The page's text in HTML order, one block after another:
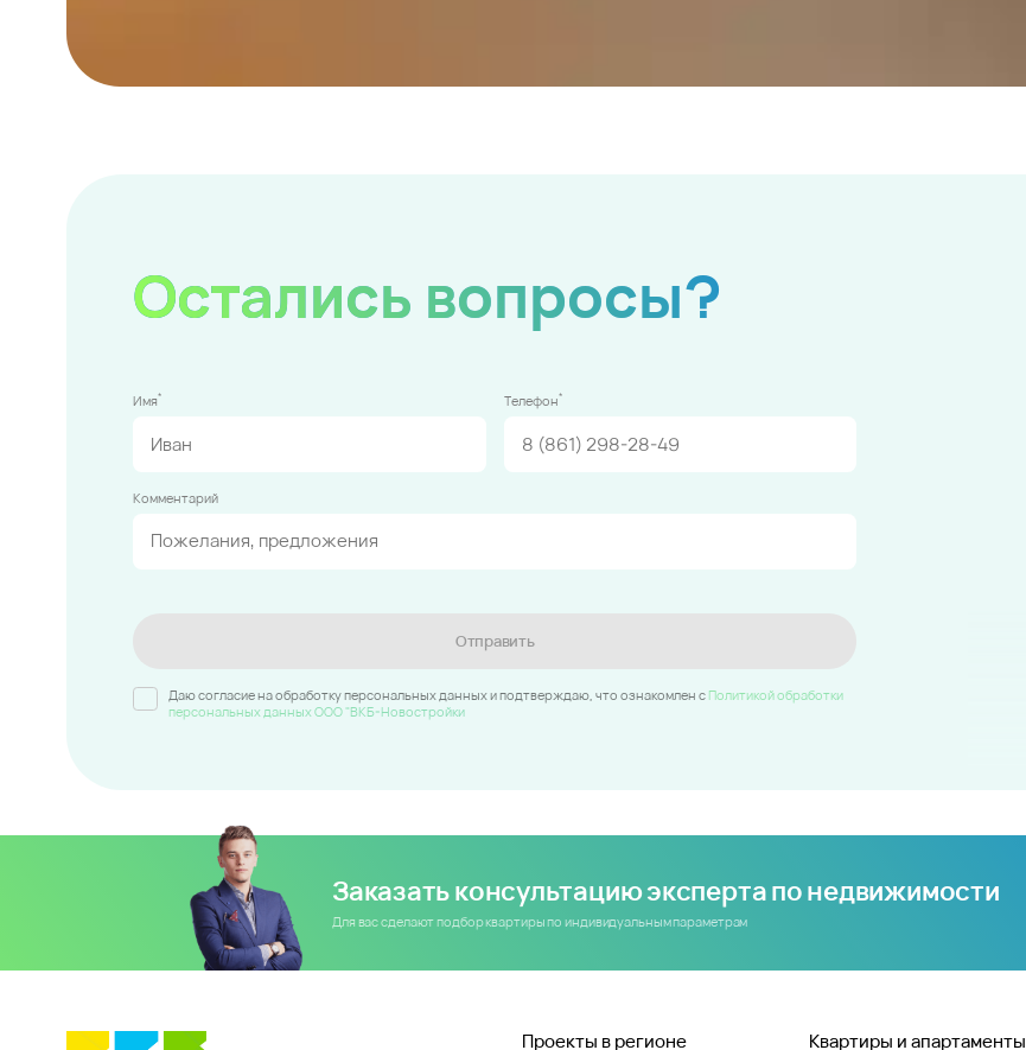
Остались вопросы?
Имя* Телефон*
Комментарий
Отправить
Даю согласие на обработку персональных данных и подтверждаю, что ознакомлен c Политикой обработки
персональных данных ООО "ВКБ-Новостройки
Заказать консультацию эксперта по недвижимости
Для вас сделают подбор квартиры по индивидуальным параметрам
Проекты в регионе Квартиры и апартаменты